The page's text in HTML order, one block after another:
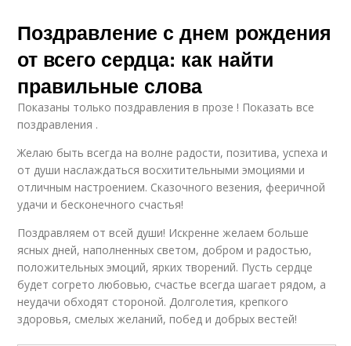
Поздравление с днем рождения
от всего сердца: как найти
правильные слова
Показаны только поздравления в прозе ! Показать все
поздравления .
Желаю быть всегда на волне радости, позитива, успеха и
от души наслаждаться восхитительными эмоциями и
отличным настроением. Сказочного везения, фееричной
удачи и бесконечного счастья!
Поздравляем от всей души! Искренне желаем больше
ясных дней, наполненных светом, добром и радостью,
положительных эмоций, ярких творений. Пусть сердце
будет согрето любовью, счастье всегда шагает рядом, а
неудачи обходят стороной. Долголетия, крепкого
здоровья, смелых желаний, побед и добрых вестей!